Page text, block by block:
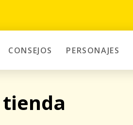
CONSEJOS PERSONAJES
tienda